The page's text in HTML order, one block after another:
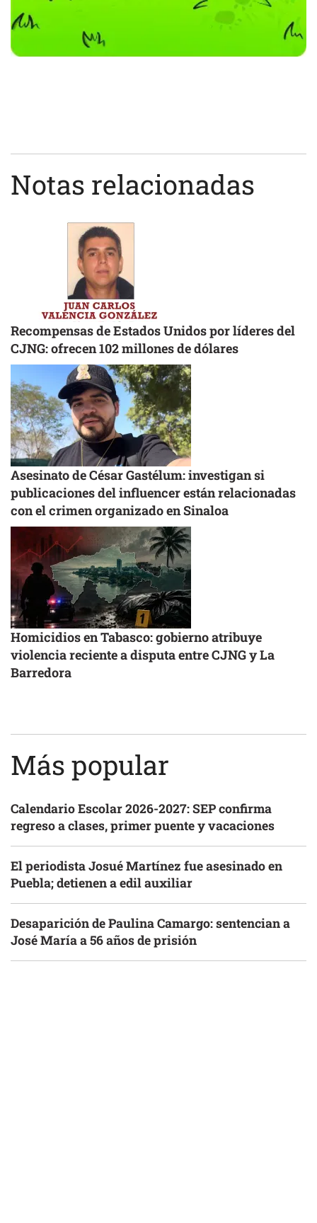
Notas relacionadas
Recompensas de Estados Unidos por líderes del
CJNG: ofrecen 102 millones de dólares
Asesinato de César Gastélum: investigan si
publicaciones del influencer están relacionadas
con el crimen organizado en Sinaloa
Homicidios en Tabasco: gobierno atribuye
violencia reciente a disputa entre CJNG y La
Barredora
Más popular
Calendario Escolar 2026-2027: SEP confirma
regreso a clases, primer puente y vacaciones
El periodista Josué Martínez fue asesinado en
Puebla; detienen a edil auxiliar
Desaparición de Paulina Camargo: sentencian a
José María a 56 años de prisión